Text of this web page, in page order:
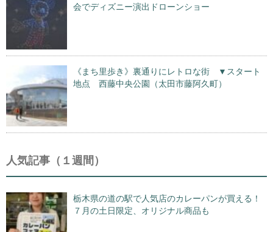
会でディズニー演出ドローンショー
《まち里歩き》裏通りにレトロな街 ▼スタート
地点 西藤中央公園（太田市藤阿久町）
人気記事（１週間）
栃木県の道の駅で人気店のカレーパンが買える！
７月の土日限定、オリジナル商品も